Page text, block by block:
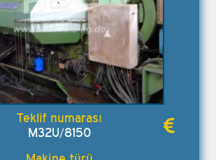
M32U/8150